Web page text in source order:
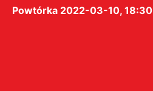
Powtórka 2022-03-10, 18:30